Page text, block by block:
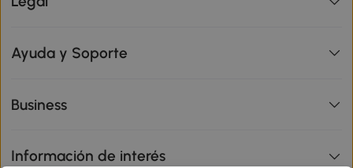
Ayuda y Soporte
Business
Información de interés